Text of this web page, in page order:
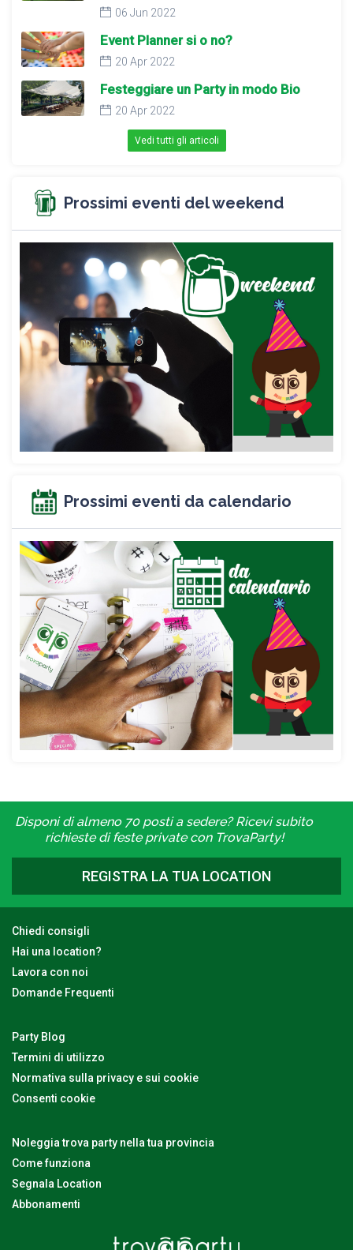
06 Jun 2022
Event Planner si o no?
20 Apr 2022
Festeggiare un Party in modo Bio
20 Apr 2022
Vedi tutti gli articoli
Prossimi eventi del weekend
Prossimi eventi da calendario
Disponi di almeno 70 posti a sedere? Ricevi subito
richieste di feste private con TrovaParty!
REGISTRA LA TUA LOCATION
Chiedi consigli
Hai una location?
Lavora con noi
Domande Frequenti
Party Blog
Termini di utilizzo
Normativa sulla privacy e sui cookie
Consenti cookie
Noleggia trova party nella tua provincia
Come funziona
Segnala Location
Abbonamenti